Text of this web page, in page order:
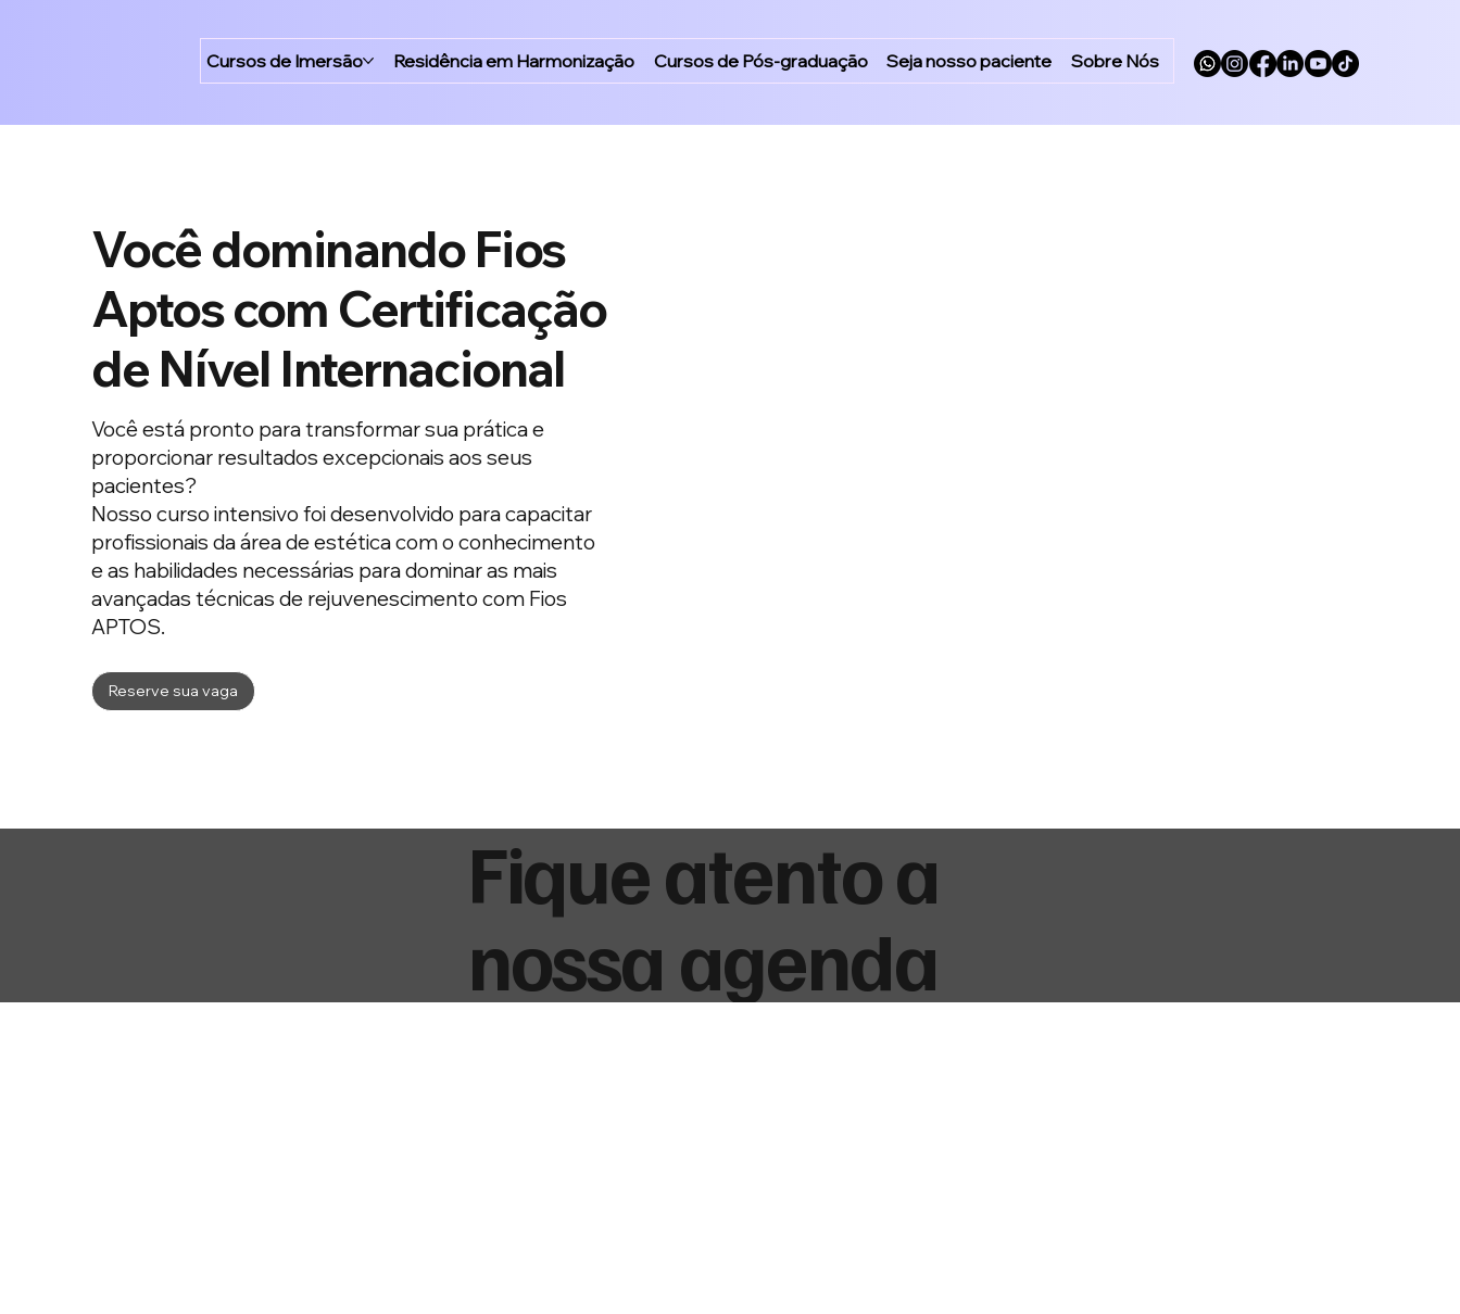
Cursos de Imersão Residência em Harmonização Cursos de Pós-graduação Seja nosso paciente Sobre Nós
Você dominando Fios
Aptos com Certificação
de Nível Internacional
Você está pronto para transformar sua prática e
proporcionar resultados excepcionais aos seus
pacientes?
Nosso curso intensivo foi desenvolvido para capacitar
profissionais da área de estética com o conhecimento
e as habilidades necessárias para dominar as mais
avançadas técnicas de rejuvenescimento com Fios
APTOS.
Reserve sua vaga
Fique atento a
nossa agenda